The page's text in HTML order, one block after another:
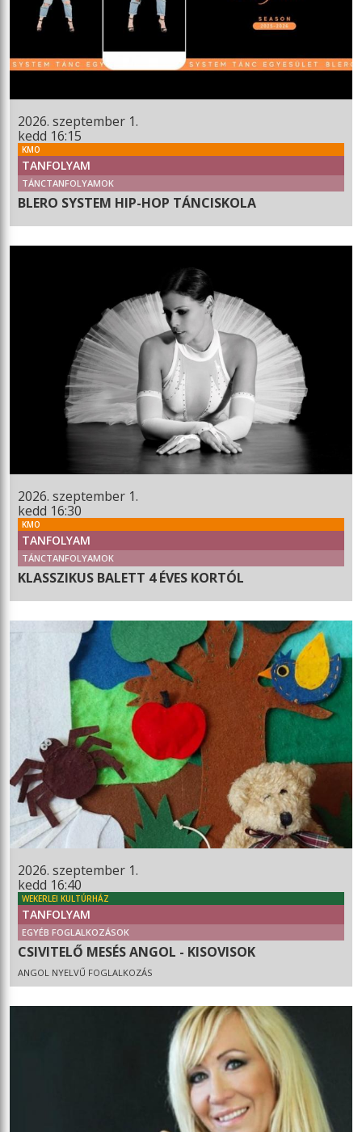
2026. szeptember 1.
kedd 16:15
KMO
TANFOLYAM
TÁNCTANFOLYAMOK
BLERO SYSTEM HIP-HOP TÁNCISKOLA
2026. szeptember 1.
kedd 16:30
KMO
TANFOLYAM
TÁNCTANFOLYAMOK
KLASSZIKUS BALETT 4 ÉVES KORTÓL
2026. szeptember 1.
kedd 16:40
WEKERLEI KULTÚRHÁZ
TANFOLYAM
EGYÉB FOGLALKOZÁSOK
CSIVITELŐ MESÉS ANGOL - KISOVISOK
ANGOL NYELVŰ FOGLALKOZÁS